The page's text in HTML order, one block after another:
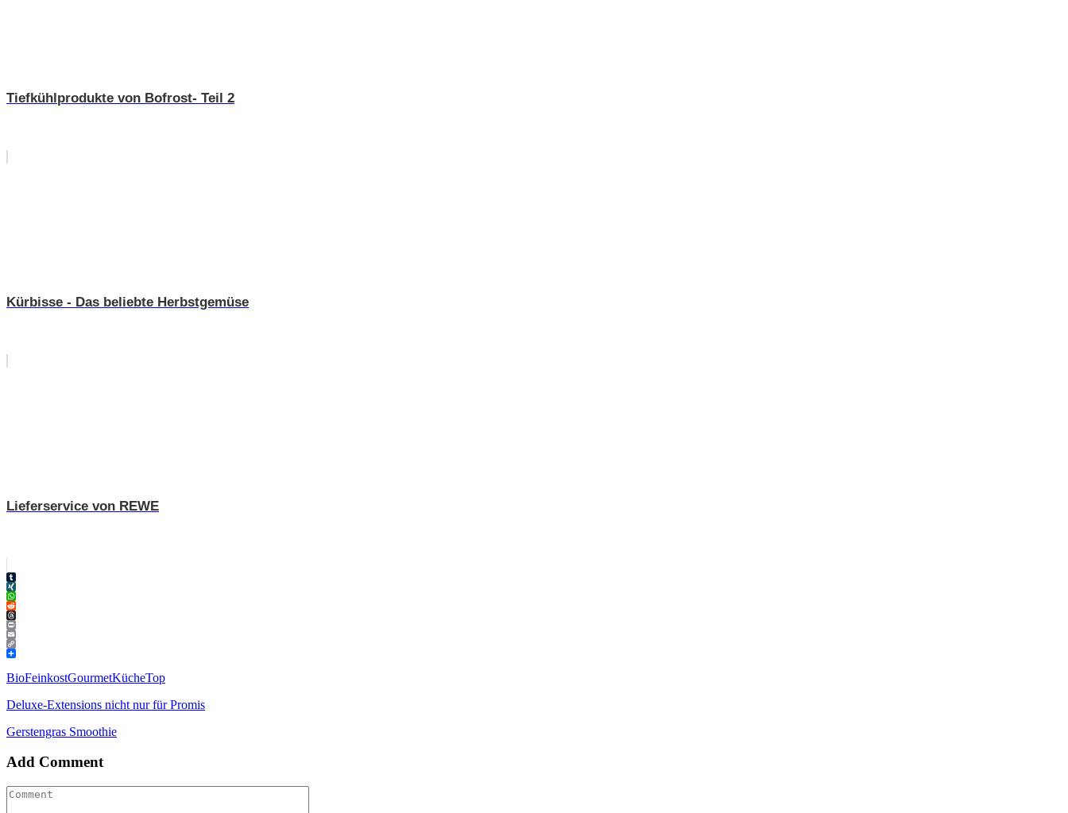
Tiefkühlprodukte von Bofrost- Teil 2
Kürbisse - Das beliebte Herbstgemüse
Lieferservice von REWE
Tumblr
XING
WhatsApp
Reddit
Threads
Print
Email
Copy
Link
Teilen
BioFeinkostGourmetKücheTop
Deluxe-Extensions nicht nur für Promis
Gerstengras Smoothie
Add Comment